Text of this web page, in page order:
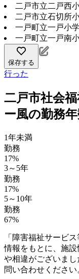
二戸市立二戸西
二戸市立石切所
一戸町立一戸小
一戸町立一戸南
保存する
行った
二戸市社会
ー風の勤務
1年未満
勤務
17%
3～5年
勤務
17%
5～10年
勤務
67%
「障害福祉サービ
情報をもとに、施
や相違がございま
問い合わせください